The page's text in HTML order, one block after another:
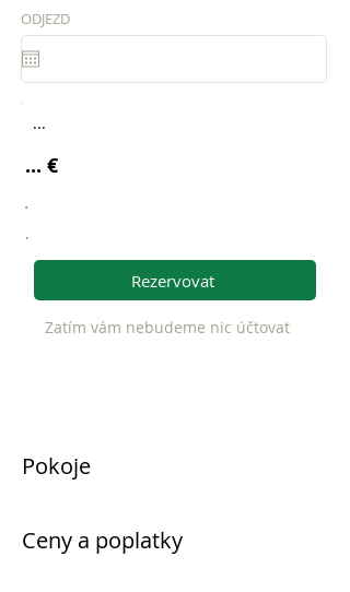
ODJEZD
...
... €
.
.
Rezervovat
Zatím vám nebudeme nic účtovat
Pokoje
Ceny a poplatky